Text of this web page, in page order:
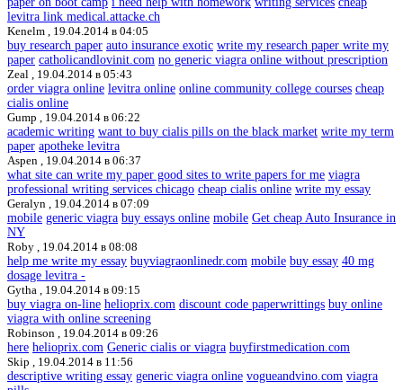
levitra link medical.attacke.ch
Kenelm , 19.04.2014 в 04:05
buy research paper auto insurance exotic write my research paper write my
paper catholicandlovinit.com no generic viagra online without prescription
Zeal , 19.04.2014 в 05:43
order viagra online levitra online online community college courses cheap
cialis online
Gump , 19.04.2014 в 06:22
academic writing want to buy cialis pills on the black market write my term
paper apotheke levitra
Aspen , 19.04.2014 в 06:37
what site can write my paper good sites to write papers for me viagra
professional writing services chicago cheap cialis online write my essay
Geralyn , 19.04.2014 в 07:09
mobile generic viagra buy essays online mobile Get cheap Auto Insurance in
NY
Roby , 19.04.2014 в 08:08
help me write my essay buyviagraonlinedr.com mobile buy essay 40 mg
dosage levitra -
Gytha , 19.04.2014 в 09:15
buy viagra on-line helioprix.com discount code paperwrittings buy online
viagra with online screening
Robinson , 19.04.2014 в 09:26
here helioprix.com Generic cialis or viagra buyfirstmedication.com
Skip , 19.04.2014 в 11:56
descriptive writing essay generic viagra online vogueandvino.com viagra